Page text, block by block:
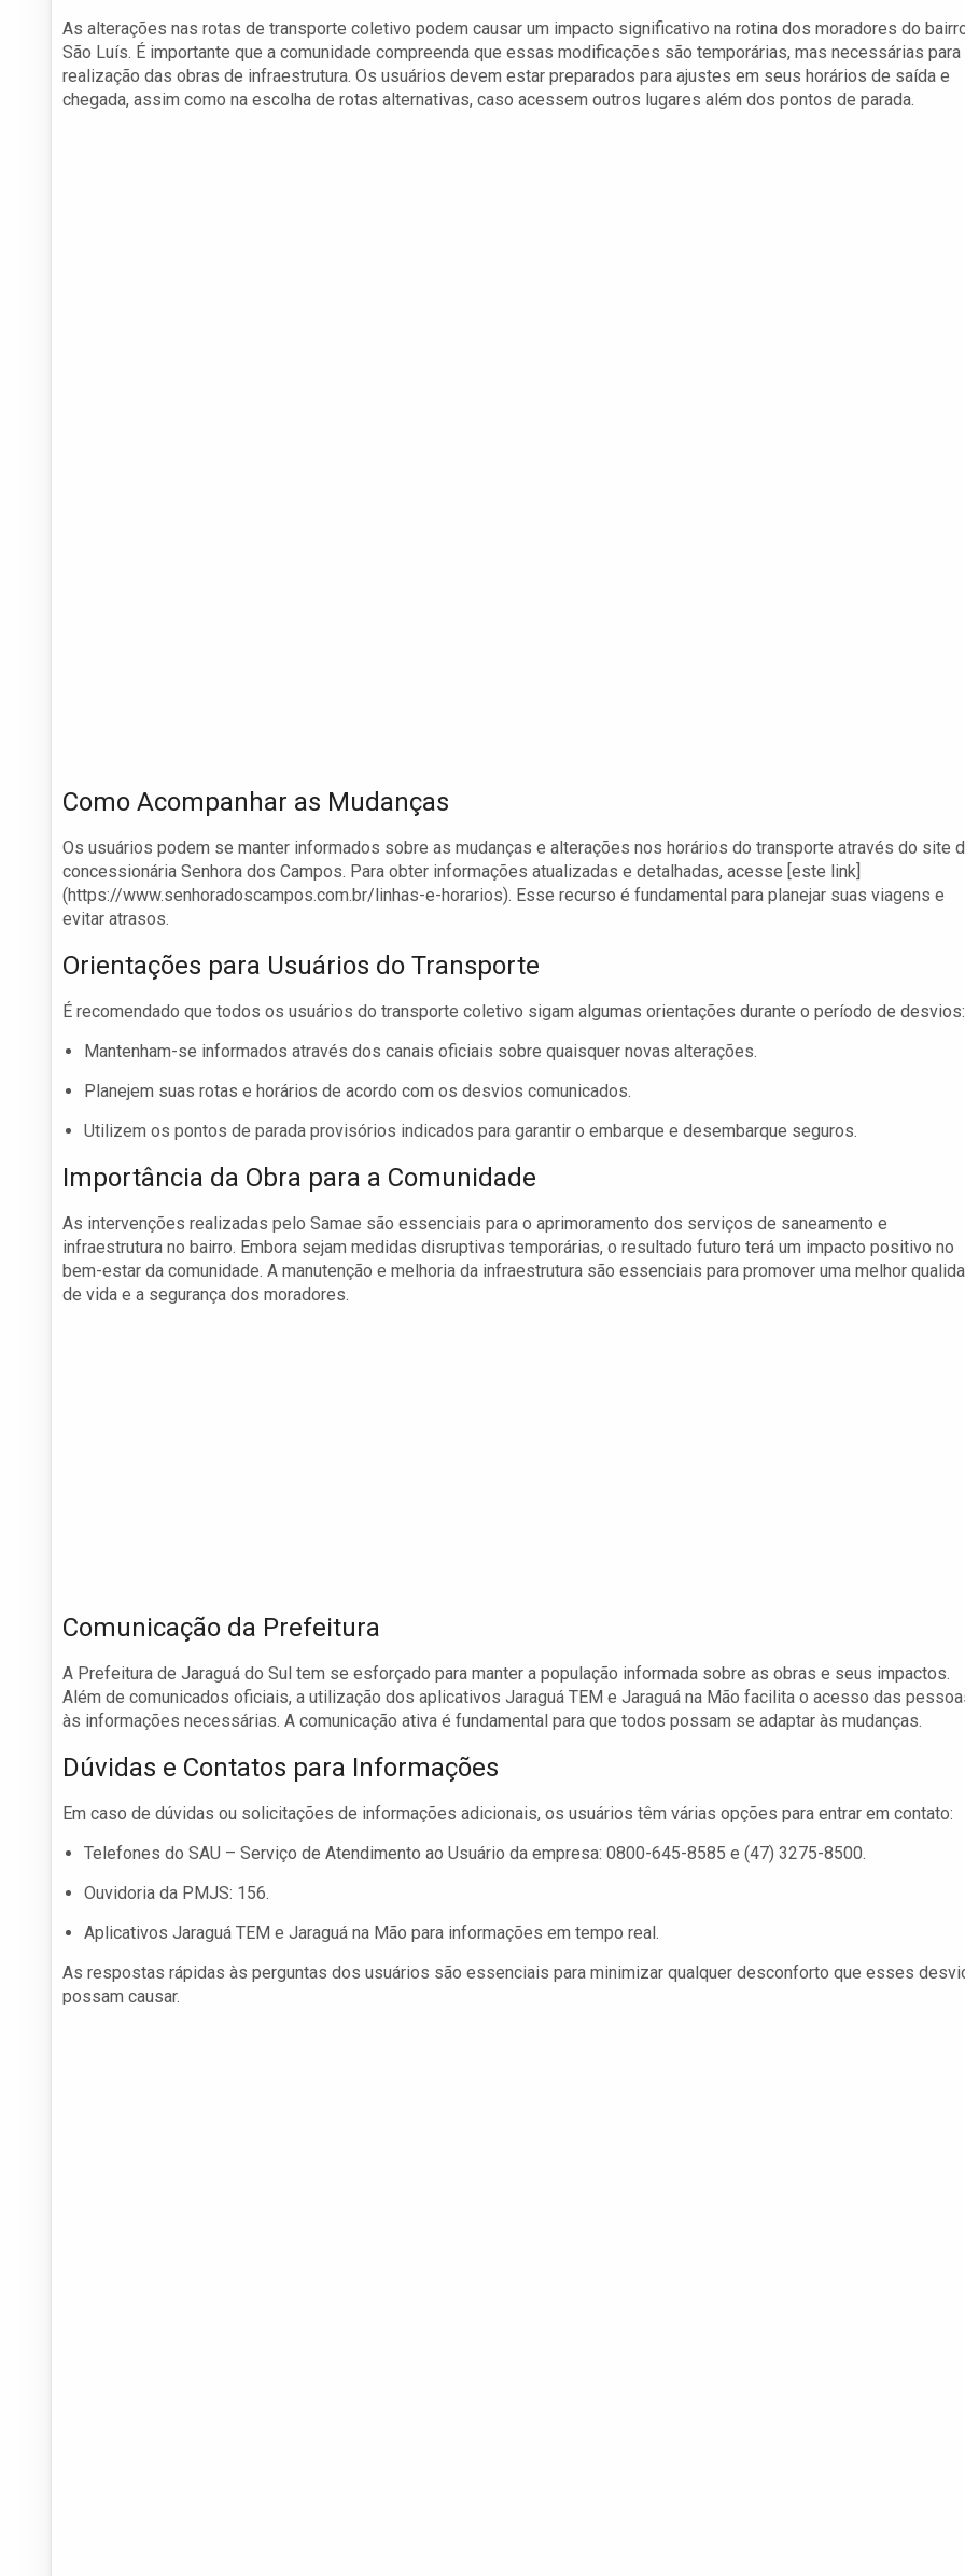
As alterações nas rotas de transporte coletivo podem causar um impacto significativo na rotina dos moradores do
São Luís. É importante que a comunidade compreenda que essas modificações são temporárias, mas necessárias para
realização das obras de infraestrutura. Os usuários devem estar preparados para ajustes em seus horários de saída e
chegada, assim como na escolha de rotas alternativas, caso acessem outros lugares além dos pontos de parada.
Como Acompanhar as Mudanças
Os usuários podem se manter informados sobre as mudanças e alterações nos horários do transporte através do site
concessionária Senhora dos Campos. Para obter informações atualizadas e detalhadas, acesse [este link]
(https://www.senhoradoscampos.com.br/linhas-e-horarios). Esse recurso é fundamental para planejar suas viagens e
evitar atrasos.
Orientações para Usuários do Transporte
É recomendado que todos os usuários do transporte coletivo sigam algumas orientações durante o período de desvios:
Mantenham-se informados através dos canais oficiais sobre quaisquer novas alterações.
Planejem suas rotas e horários de acordo com os desvios comunicados.
Utilizem os pontos de parada provisórios indicados para garantir o embarque e desembarque seguros.
Importância da Obra para a Comunidade
As intervenções realizadas pelo Samae são essenciais para o aprimoramento dos serviços de saneamento e
infraestrutura no bairro. Embora sejam medidas disruptivas temporárias, o resultado futuro terá um impacto positivo no
bem-estar da comunidade. A manutenção e melhoria da infraestrutura são essenciais para promover uma melhor
de vida e a segurança dos moradores.
Comunicação da Prefeitura
A Prefeitura de Jaraguá do Sul tem se esforçado para manter a população informada sobre as obras e seus impactos.
Além de comunicados oficiais, a utilização dos aplicativos Jaraguá TEM e Jaraguá na Mão facilita o acesso das
às informações necessárias. A comunicação ativa é fundamental para que todos possam se adaptar às mudanças.
Dúvidas e Contatos para Informações
Em caso de dúvidas ou solicitações de informações adicionais, os usuários têm várias opções para entrar em contato:
Telefones do SAU – Serviço de Atendimento ao Usuário da empresa: 0800-645-8585 e (47) 3275-8500.
Ouvidoria da PMJS: 156.
Aplicativos Jaraguá TEM e Jaraguá na Mão para informações em tempo real.
As respostas rápidas às perguntas dos usuários são essenciais para minimizar qualquer desconforto que esses
possam causar.